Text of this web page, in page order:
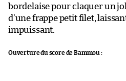
bordelaise pour claquer un
d’une frappe petit filet,
impuissant.
Ouverture du score de Bammou :